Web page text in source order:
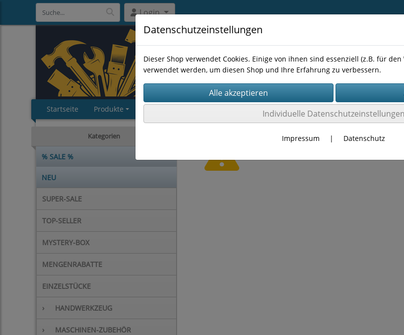
Login
Startseite Produkte
Kategorien
% SALE %
NEU
SUPER-SALE
TOP-SELLER
MYSTERY-BOX
MENGENRABATTE
EINZELSTÜCKE
› HANDWERKZEUG
› MASCHINEN-ZUBEHÖR
Datenschutzeinstellungen
Dieser Shop verwendet Cookies. Einige von ihnen sind essenziell (z.B. für
verwendet werden, um diesen Shop und Ihre Erfahrung zu verbessern.
Individuelle Datenschutzeinstellungen
Impressum | Datenschutz